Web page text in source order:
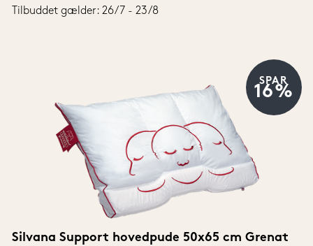
Tilbuddet gælder: 26/7 - 23/8
Silvana Support hovedpude 50x65 cm Grenat
SPAR
16%